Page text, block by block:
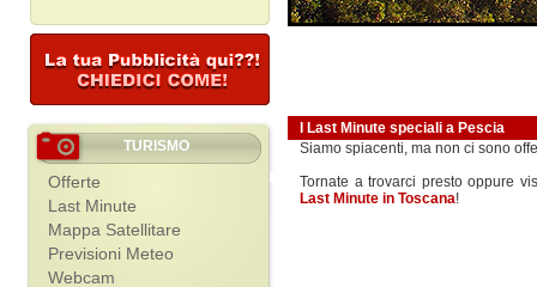
TURISMO
Offerte
Last Minute
Mappa Satellitare
Previsioni Meteo
Webcam
I Last Minute speciali a Pescia
Siamo spiacenti, ma non ci sono
Tornate a trovarci presto oppure
Last Minute in Toscana!